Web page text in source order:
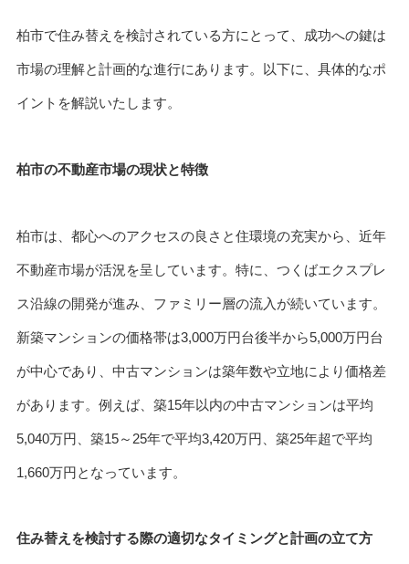
柏市で住み替えを検討されている方にとって、成功への鍵は
市場の理解と計画的な進行にあります。以下に、具体的なポ
イントを解説いたします。
柏市の不動産市場の現状と特徴
柏市は、都心へのアクセスの良さと住環境の充実から、近年
不動産市場が活況を呈しています。特に、つくばエクスプレ
ス沿線の開発が進み、ファミリー層の流入が続いています。
新築マンションの価格帯は3,000万円台後半から5,000万円台
が中心であり、中古マンションは築年数や立地により価格差
があります。例えば、築15年以内の中古マンションは平均
5,040万円、築15～25年で平均3,420万円、築25年超で平均
1,660万円となっています。
住み替えを検討する際の適切なタイミングと計画の立て方